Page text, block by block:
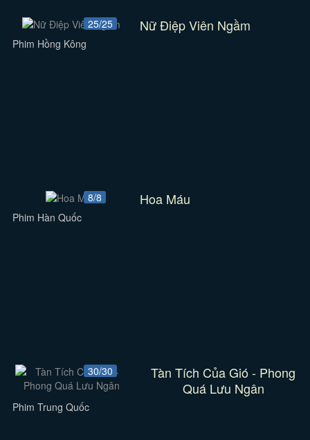
25/25 Nữ Điệp Viên Ngầm
Phim Hồng Kông
8/8 Hoa Máu
Phim Hàn Quốc
30/30
Tàn Tích Của Gió - Phong
Quá Lưu Ngân
Phim Trung Quốc